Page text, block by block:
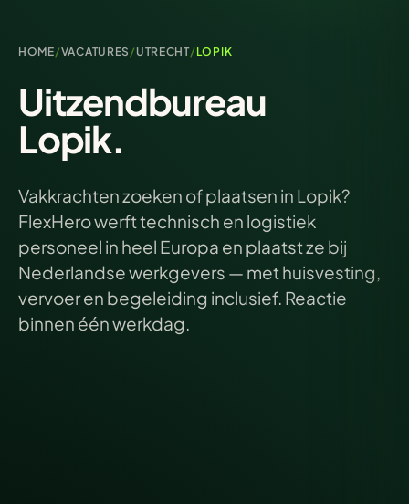
HOME/VACATURES / UTRECHT/ LOPIK
Uitzendbureau
Lopik.
Vakkrachten zoeken of plaatsen in Lopik?
FlexHero werft technisch en logistiek
personeel in heel Europa en plaatst ze bij
Nederlandse werkgevers — met huisvesting,
vervoer en begeleiding inclusief. Reactie
binnen één werkdag.